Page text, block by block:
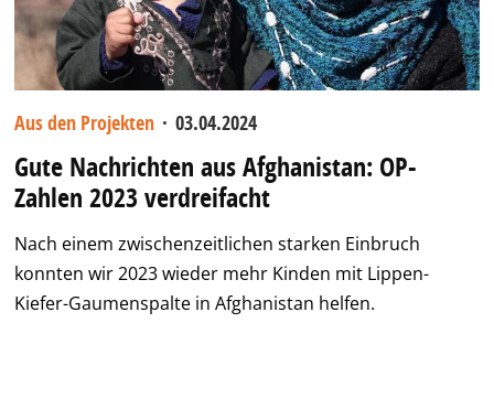
Aus den Projekten · 03.04.2024
Gute Nachrichten aus Afghanistan: OP-
Zahlen 2023 verdreifacht
Nach einem zwischenzeitlichen starken Einbruch
konnten wir 2023 wieder mehr Kinden mit Lippen-
Kiefer-Gaumenspalte in Afghanistan helfen.